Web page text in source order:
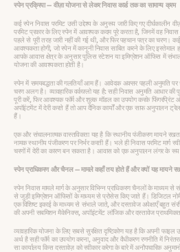
स्पेन प्रक्रिया — वीज़ा योजना से लेकर निवास कार्ड तक का सामान्य क्रम
कई स्पेन निवास परमिट उसी उद्देश्य के अनुरूप जारी किए गए
परमिट प्रकार के लिए स्पेन में आवश्यक कदम पूरे करता है, जिनमें वह
पहले से पूरी तरह जारी नहीं की गई थी, और फिर पहचान पत्र का चरण।
आवश्यकता होगी, जो स्पेन में कानूनी निवास साबित करने के लिए इस्तेमाल
आपके आवास क्षेत्र के अनुसार पुलिस स्टेशन या इमिग्रेशन ऑफिस में
योजना की आवश्यकता होती है।
स्पेन में समयबद्धता की गलतियाँ आम हैं। आवेदक अक्सर पहली अनुमति
चरण अलग है। व्यावहारिक वर्कफ़्लो यह है: सही निवास अनुमति आधार की
पूरी करें, फिर आवश्यक फॉर्म और शुल्क मॉडल का उपयोग करके फिंगरप्रिंट
अपॉइंटमेंट में देरी करते हैं तो आप दैनिक कार्यों और एक साफ अनुपालन
हैं।
एक और संचालनात्मक वास्तविकता यह है कि स्थानीय पंजीकरण मायने
नामक स्थानीय पंजीकरण पर निर्भर करती हैं। भले ही निवास परमिट मार्ग
चरणों में देरी का कारण बन सकता है। आवास को एक अनुपालन लंगर के
स्पेन प्राधिकरण और चैनल — मामले कहाँ तय होते हैं और क्यों यह मायने
स्पेन निवास मामले मार्ग के अनुसार विभिन्न प्राधिकरण चैनलों के
से जुड़ी इमिग्रेशन ऑफिसों के माध्यम से प्रोसेस किए जाते हैं। डिजिटल
एक विशिष्ट इकाई के माध्यम से संभाले जाते, और दस्तावेज अपेक्षाएँ बहुत
की अपनी सबमिशन मैकेनिक्स, अपॉइंटमेंट लॉजिक और दस्तावेज
व्यावहारिक योजना के लिए सबसे सुरक्षित दृष्टिकोण यह है कि अपनी
अर्थ है सही फॉर्म का उपयोग करना, अनुवाद और वैधीकरण रणनीति में
सा कार्यालय किस दस्तावेज़ को स्वीकार करेगा के बारे में अनौपचारिक